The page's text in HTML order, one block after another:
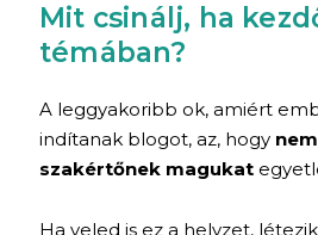
Mit csinálj, ha
témában?
A leggyakoribb ok, amiért
indítanak blogot, az, hogy
szakértőnek magukat
Ha veled is ez a helyzet,